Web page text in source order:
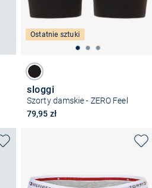
Ostatnie sztuki
sloggi
Szorty damskie - ZERO Feel
79,95 zł